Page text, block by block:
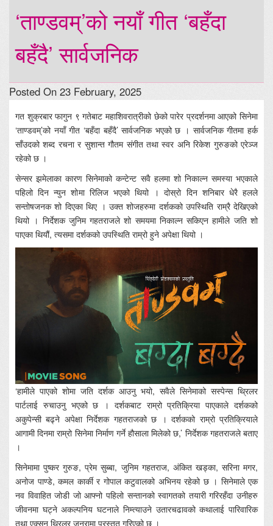
‘ताण्डवम्’को नयाँ गीत ‘बहँदा
बहँदै’ सार्वजनिक
Posted On 23 February, 2025
गत शुक्रबार फागुन ९ गतेबाट महाशिवरात्रीको छेको पारेर प्रदर्शनमा आएको सिनेमा
‘ताण्डवम्’को नयाँ गीत ‘बहँदा बहँदै’ सार्वजनिक भएको छ । सार्वजनिक गीतमा हर्क
साँउदको शब्द रचना र सुशान्त गौतम संगीत तथा स्वर अनि रिकेश गुरुङको एरेञ्ज
रहेको छ ।
सेन्सर झमेलाका कारण सिनेमाको कन्टेन्ट सवै हलमा शो निकाल्न समस्या भएकाले
पहिलो दिन न्युन शोमा रिलिज भएको थियो । दोस्रो दिन शनिबार धेरै हलले
सन्तोषजनक शो दिएका थिए । उक्त शोजहरुमा दर्शकको उपस्थिति राम्रै देखिएको
थियो । निर्देशक जुनिम गहतराजले शो समयमा निकाल्न सकिएन हामीले जति शो
पाएका थियौं, त्यसमा दर्शकको उपस्थिति राम्रो हुने अपेक्षा थियो ।
‘हामीले पाएको शोमा जति दर्शक आउनु भयो, सवैले सिनेमाको सस्पेन्स थ्रिलर
पार्टलाई रुचाउनु भएको छ । दर्शकबाट राम्रो प्रतिक्रिया पाएकाले दर्शकको
अकुपेन्सी बढ्ने अपेक्षा निर्देशक गहतराजको छ । दर्शकको राम्रो प्रतिक्रियाले
आगामी दिनमा राम्रो सिनेमा निर्माण गर्ने हौसाला मिलेको छ,’ निर्देशक गहतराजले बताए
।
सिनेमामा पुष्कर गुरुङ, प्रेम सुब्बा, जुनिम गहतराज, अंकित खड्का, सरिना मगर,
अनोज पाण्डे, कमल कार्की र गोपाल कटुवालको अभिनय रहेको छ । सिनेमाले एक
नव विवाहित जोडी जो आफ्नो पहिलो सन्तानको स्वागतको तयारी गरिरहँदा उनीहरु
जीवनमा घट्ने अकल्पनिय घटनाले निम्त्याउने उतारचढावको कथालाई पारिवारिक
तथा एक्सन थ्रिलर जनरामा प्रस्तुत गरिएको छ ।